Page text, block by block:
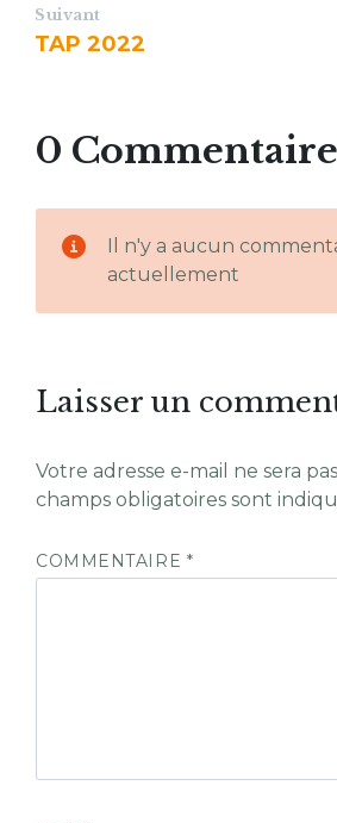
Suivant
TAP 2022
0 Commentaire
Il n'y a aucun
actuellement
Laisser un
Votre adresse e-mail ne sera
champs obligatoires sont
COMMENTAIRE *